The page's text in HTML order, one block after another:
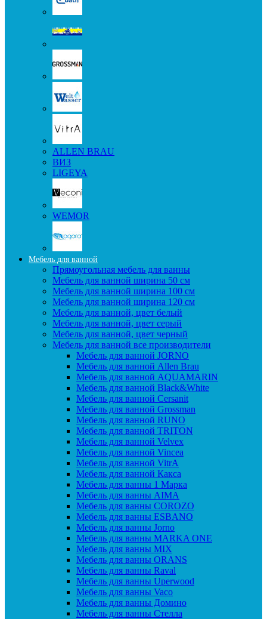
ALLEN BRAU
ВИЗ
LIGEYA
WEMOR
Мебель для ванной
Прямоугольная мебель для ванны
Мебель для ванной ширина 50 см
Мебель для ванной ширина 100 см
Мебель для ванной ширина 120 см
Мебель для ванной, цвет белый
Мебель для ванной, цвет серый
Мебель для ванной, цвет черный
Мебель для ванной все производители
Мебель для ванной JORNO
Мебель для ванной Allen Brau
Мебель для ванной AQUAMARIN
Мебель для ванной Black&White
Мебель для ванной Cersanit
Мебель для ванной Grossman
Мебель для ванной RUNO
Мебель для ванной TRITON
Мебель для ванной Velvex
Мебель для ванной Vincea
Мебель для ванной VitrA
Мебель для ванной Какса
Мебель для ванны 1 Марка
Мебель для ванны AIMA
Мебель для ванны COROZO
Мебель для ванны ESBANO
Мебель для ванны Jorno
Мебель для ванны MARKA ONE
Мебель для ванны MIX
Мебель для ванны ORANS
Мебель для ванны Raval
Мебель для ванны Uperwood
Мебель для ванны Vaco
Мебель для ванны Домино
Мебель для ванны Стелла